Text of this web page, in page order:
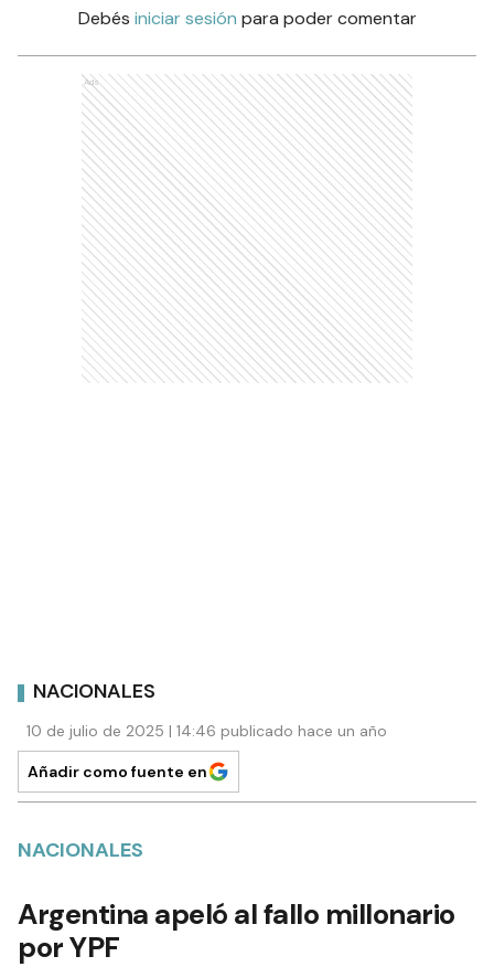
Debés iniciar sesión para poder comentar
Ads
NACIONALES
10 de julio de 2025 | 14:46 publicado hace un año
Añadir como fuente en
NACIONALES
Argentina apeló al fallo millonario
por YPF